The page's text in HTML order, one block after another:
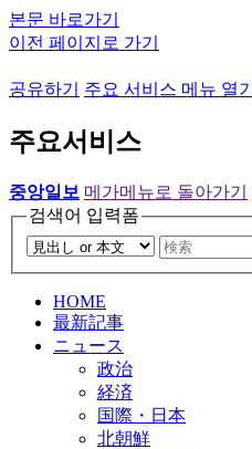
본문 바로가기
이전 페이지로 가기
공유하기 주요 서비스 메뉴 열기
주요서비스
중앙일보 메가메뉴로 돌아가기
검색어 입력폼
HOME
最新記事
ニュース
政治
経済
国際・日本
北朝鮮